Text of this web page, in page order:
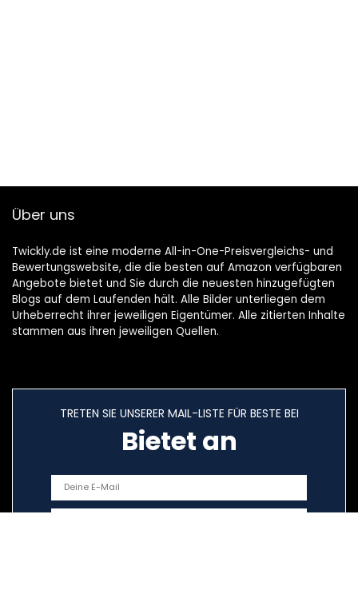
Über uns
Twickly.de ist eine moderne All-in-One-Preisvergleichs- und
Bewertungswebsite, die die besten auf Amazon verfügbaren
Angebote bietet und Sie durch die neuesten hinzugefügten
Blogs auf dem Laufenden hält. Alle Bilder unterliegen dem
Urheberrecht ihrer jeweiligen Eigentümer. Alle zitierten Inhalte
stammen aus ihren jeweiligen Quellen.
TRETEN SIE UNSERER MAIL-LISTE FÜR BESTE BEI
Bietet an